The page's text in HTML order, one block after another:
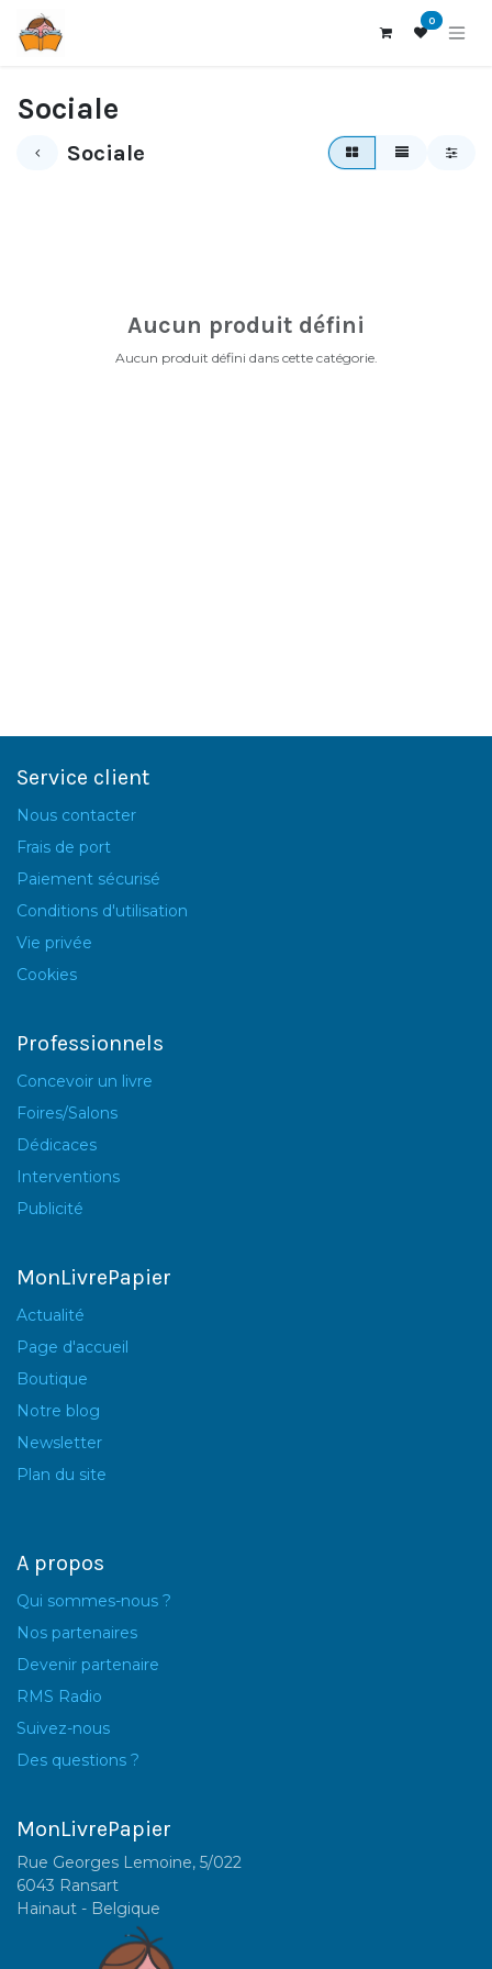
0
Sociale
Sociale
Aucun produit défini
Aucun produit défini dans cette catégorie.
Service client
Nous contacter
Frais de port
Paiement sécurisé
Conditions d'utilisation
Vie privée
Cookies
Professionnels
Concevoir un livre
Foires/Salons
Dédicaces
Interventions
Publicité
MonLivrePapier
Actualité
Page d'accueil
Boutique
Notre blog
Newsletter
Plan du site
A propos
Qui sommes-nous ?
Nos partenaires
Devenir partenaire
RMS Radio
Suivez-nous
Des questions ?
MonLivrePapier
Rue Georges Lemoine, 5/022
6043 Ransart
Hainaut - Belgique